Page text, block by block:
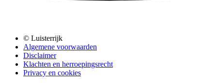
© Luisterrijk
Algemene voorwaarden
Disclaimer
Klachten en herroepingsrecht
Privacy en cookies